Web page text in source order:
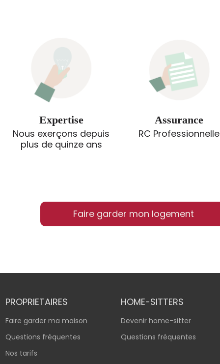
Expertise
Nous exerçons depuis
plus de quinze ans
Assurance
RC Professionnelle
Faire garder mon logement
HOME-SITTERS
Devenir home-sitter
Questions fréquentes
PROPRIETAIRES
Faire garder ma maison
Questions fréquentes
Nos tarifs